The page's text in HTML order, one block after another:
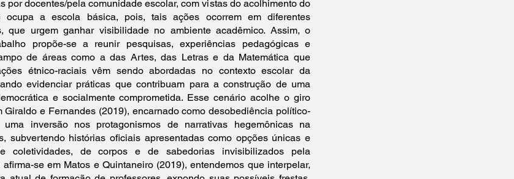
por docentes/pela comunidade escolar, com vistas do acolhimento do
ocupa a escola básica, pois, tais ações ocorrem em diferentes
que urgem ganhar visibilidade no ambiente acadêmico. Assim, o
propõe-se a reunir pesquisas, experiências pedagógicas e
de áreas como a das Artes, das Letras e da Matemática que
étnico-raciais vêm sendo abordadas no contexto escolar da
evidenciar práticas que contribuam para a construção de uma
e socialmente comprometida. Esse cenário acolhe o giro
Giraldo e Fernandes (2019), encarnado como desobediência político-
inversão nos protagonismos de narrativas hegemônicas na
subvertendo histórias oficiais apresentadas como opções únicas e
coletividades, de corpos e de sabedorias invisibilizados pela
se em Matos e Quintaneiro (2019), entendemos que interpelar,